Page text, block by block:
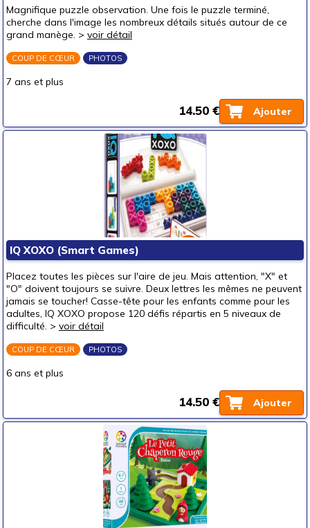
Magnifique puzzle observation. Une fois le puzzle terminé,
cherche dans l'image les nombreux détails situés autour de ce
grand manège. > voir détail
COUP DE CŒUR PHOTOS
7 ans et plus
Ajouter
14.50 €
IQ XOXO (Smart Games)
Placez toutes les pièces sur l'aire de jeu. Mais attention, "X" et
"O" doivent toujours se suivre. Deux lettres les mêmes ne peuvent
jamais se toucher! Casse-tête pour les enfants comme pour les
adultes, IQ XOXO propose 120 défis répartis en 5 niveaux de
difficulté. > voir détail
COUP DE CŒUR PHOTOS
6 ans et plus
Ajouter
14.50 €